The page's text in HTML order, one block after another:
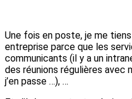
Une fois en poste, je me
entreprise parce que les
communicants (il y a un
des réunions régulières avec
j’en passe …), …